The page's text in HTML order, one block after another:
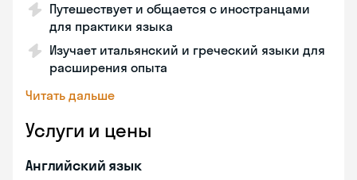
Путешествует и общается с иностранцами
для практики языка
Изучает итальянский и греческий языки для
расширения опыта
Читать дальше
Услуги и цены
Английский язык